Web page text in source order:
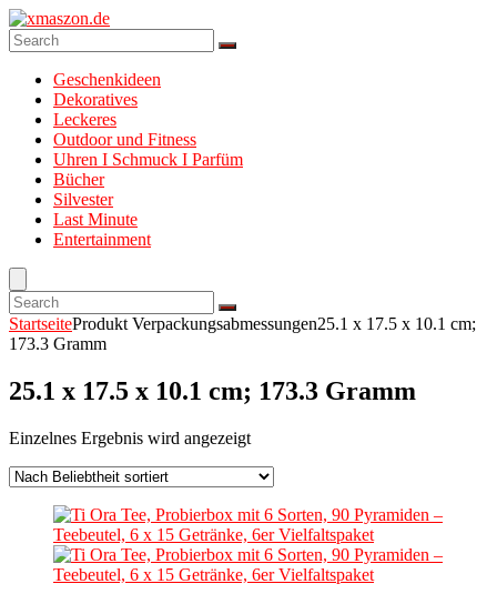
Geschenkideen
Dekoratives
Leckeres
Outdoor und Fitness
Uhren I Schmuck I Parfüm
Bücher
Silvester
Last Minute
Entertainment
StartseiteProdukt Verpackungsabmessungen25.1 x 17.5 x 10.1 cm;
173.3 Gramm
25.1 x 17.5 x 10.1 cm; 173.3 Gramm
Einzelnes Ergebnis wird angezeigt